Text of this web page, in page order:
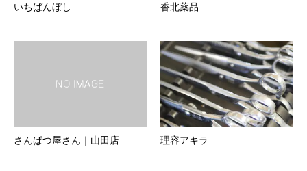
いちばんぼし 香北薬品
さんぱつ屋さん｜山田店 理容アキラ